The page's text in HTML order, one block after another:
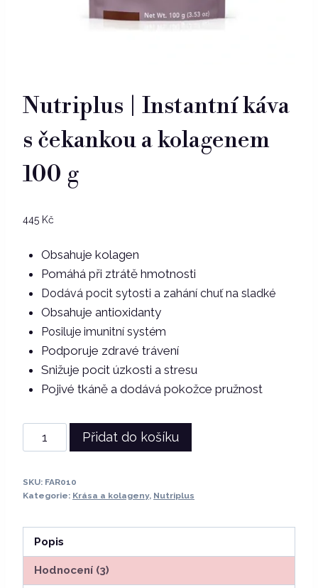
Nutriplus | Instantní káva
s čekankou a kolagenem
100 g
445 Kč
Obsahuje kolagen
Pomáhá při ztrátě hmotnosti
Dodává pocit sytosti a zahání chuť na sladké
Obsahuje antioxidanty
Posiluje imunitní systém
Podporuje zdravé trávení
Snižuje pocit úzkosti a stresu
Pojivé tkáně a dodává pokožce pružnost
Nutriplus
|
káva
čekankou
kolagenem
Přidat do košíku
SKU: FAR010
Kategorie: Krása a kolageny, Nutriplus
Popis
Hodnocení (3)